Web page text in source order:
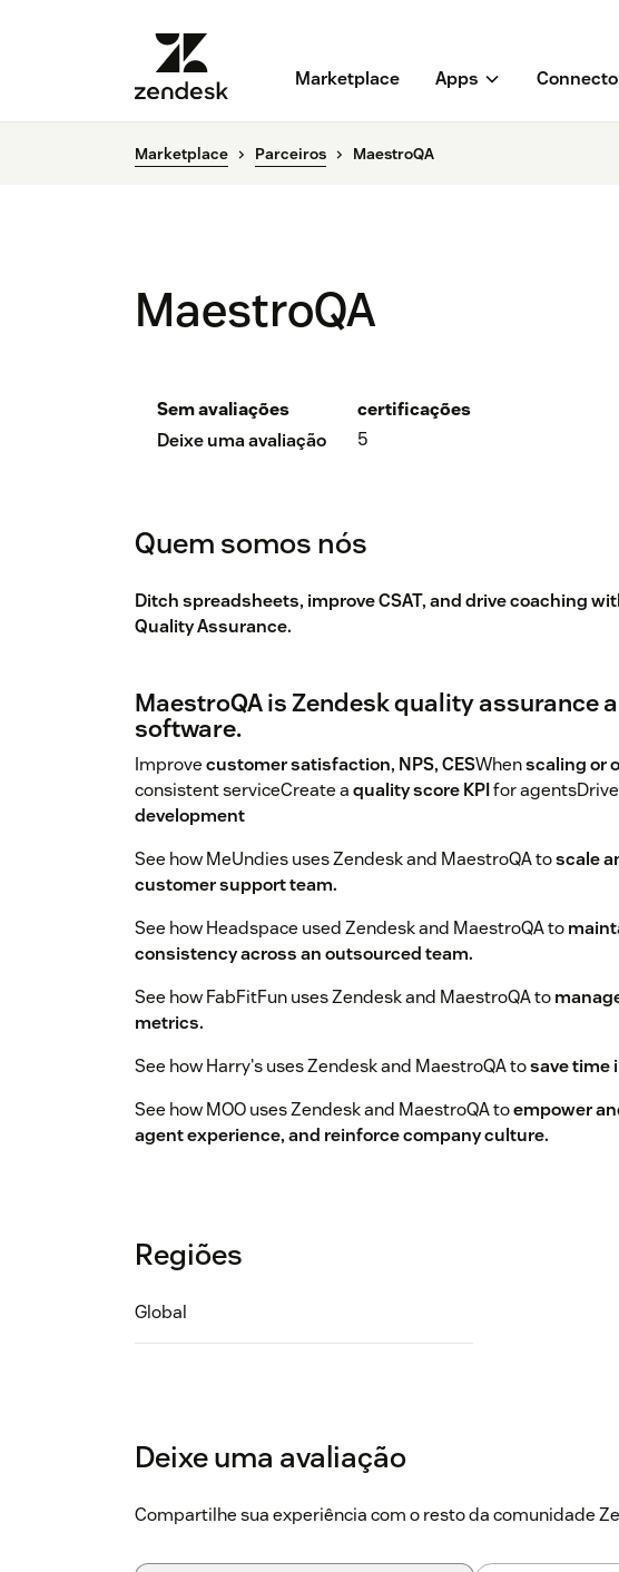
Marketplace Apps
Marketplace Parceiros MaestroQA
MaestroQA
Sem avaliações
Deixe uma avaliação
certificações
5
Quem somos nós
Ditch spreadsheets, improve CSAT, and drive coaching
Quality Assurance.
MaestroQA is Zendesk quality assurance
software.
Improvecustomer satisfaction, NPS, CESWhenscaling or
consistent serviceCreate aquality score KPIfor
development
See how MeUndies uses Zendesk and MaestroQA toscale
customer support team.
See how Headspace used Zendesk and MaestroQA to
consistency across an outsourced team.
See how FabFitFun uses Zendesk and MaestroQA to
metrics.
See how Harry's uses Zendesk and MaestroQA tosave time
See how MOO uses Zendesk and MaestroQA toempower
agent experience, and reinforce company culture.
Regiões
Global
Deixe uma avaliação
Compartilhe sua experiência com o resto da comunidade